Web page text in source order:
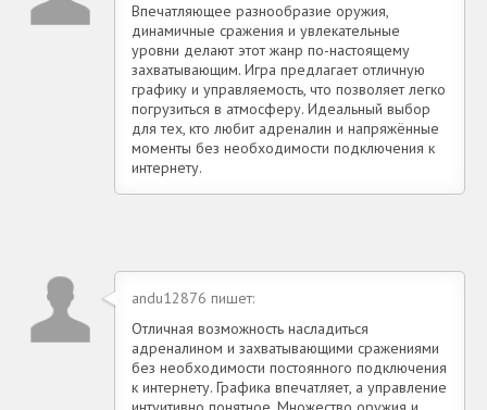
Впечатляющее разнообразие оружия,
динамичные сражения и увлекательные
уровни делают этот жанр по-настоящему
захватывающим. Игра предлагает отличную
графику и управляемость, что позволяет легко
погрузиться в атмосферу. Идеальный выбор
для тех, кто любит адреналин и напряжённые
моменты без необходимости подключения к
интернету.
andu12876 пишет:
Отличная возможность насладиться
адреналином и захватывающими сражениями
без необходимости постоянного подключения
к интернету. Графика впечатляет, а управление